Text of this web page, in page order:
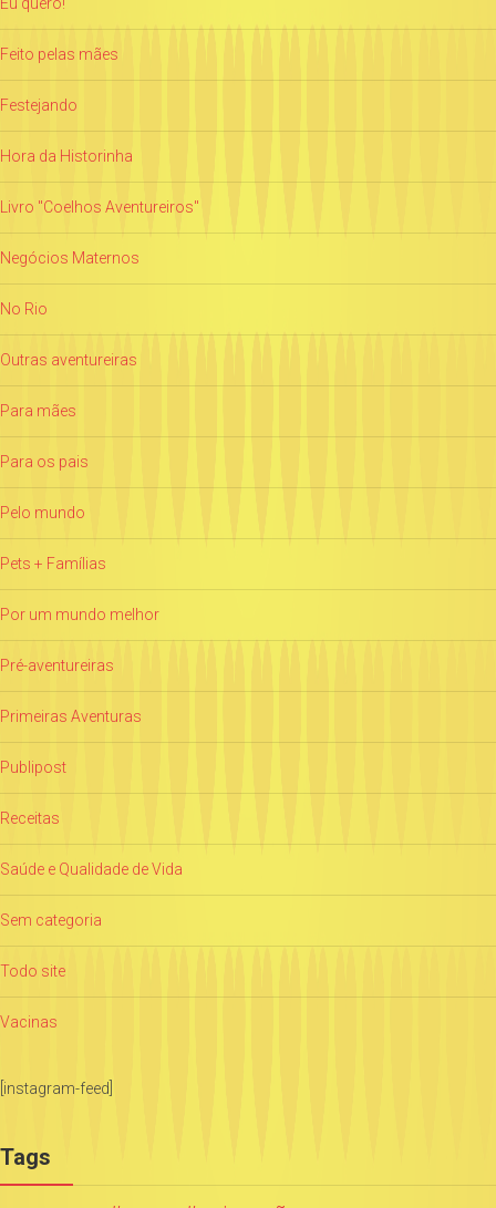
Feito pelas mães
Festejando
Hora da Historinha
Livro "Coelhos Aventureiros"
Negócios Maternos
No Rio
Outras aventureiras
Para mães
Para os pais
Pelo mundo
Pets + Famílias
Por um mundo melhor
Pré-aventureiras
Primeiras Aventuras
Publipost
Receitas
Saúde e Qualidade de Vida
Sem categoria
Todo site
Vacinas
[instagram-feed]
Tags